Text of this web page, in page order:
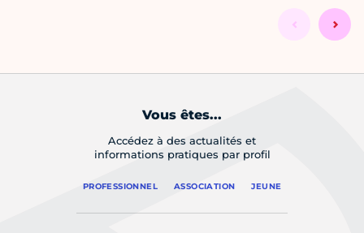
Vous êtes...
Accédez à des actualités et
informations pratiques par profil
PROFESSIONNEL ASSOCIATION JEUNE